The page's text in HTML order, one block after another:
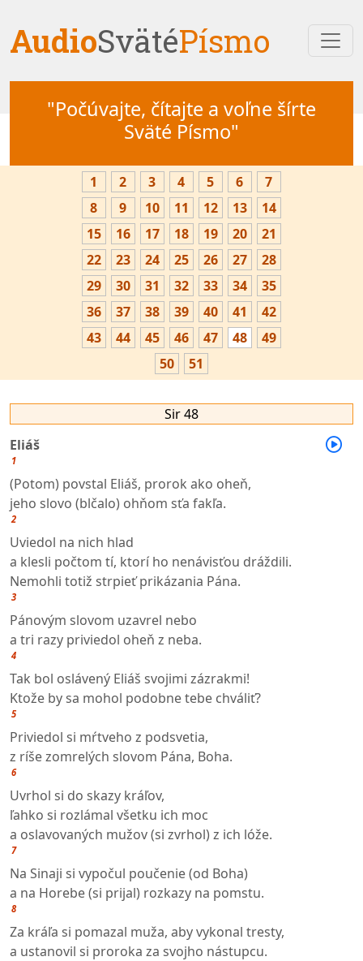
AudioSvätéPísmo
"Počúvajte, čítajte a voľne šírte
Sväté Písmo"
1 2 3 4 5 6
7
8
9 10 11 12 13
14
15
16 17 18 19 20
21
22
23 24 25 26 27
28
29
30 31 32 33 34
35
36
37 38 39 40 41
42
43
44 45 46 47 48
49
50
51
Sir 48
Eliáš
1
(Potom) povstal Eliáš, prorok ako oheň,
jeho slovo (blčalo) ohňom sťa fakľa.
2
Uviedol na nich hlad
a klesli počtom tí, ktorí ho nenávisťou dráždili.
Nemohli totiž strpieť prikázania Pána.
3
Pánovým slovom uzavrel nebo
a tri razy priviedol oheň z neba.
4
Tak bol oslávený Eliáš svojimi zázrakmi!
Ktože by sa mohol podobne tebe chváliť?
5
Priviedol si mŕtveho z podsvetia,
z ríše zomrelých slovom Pána, Boha.
6
Uvrhol si do skazy kráľov,
ľahko si rozlámal všetku ich moc
a oslavovaných mužov (si zvrhol) z ich lóže.
7
Na Sinaji si vypočul poučenie (od Boha)
a na Horebe (si prijal) rozkazy na pomstu.
8
Za kráľa si pomazal muža, aby vykonal tresty,
a ustanovil si proroka za svojho nástupcu.